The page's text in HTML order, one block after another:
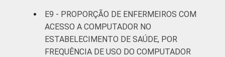
E9 - PROPORÇÃO DE ENFERMEIROS COM
ACESSO A COMPUTADOR NO
ESTABELECIMENTO DE SAÚDE, POR
FREQUÊNCIA DE USO DO COMPUTADOR